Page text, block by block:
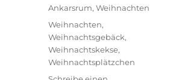
Ankarsrum,Weihnachten
Schlagwörter
Weihnachten,
Weihnachtsgebäck,
Weihnachtskekse,
Weihnachtsplätzchen